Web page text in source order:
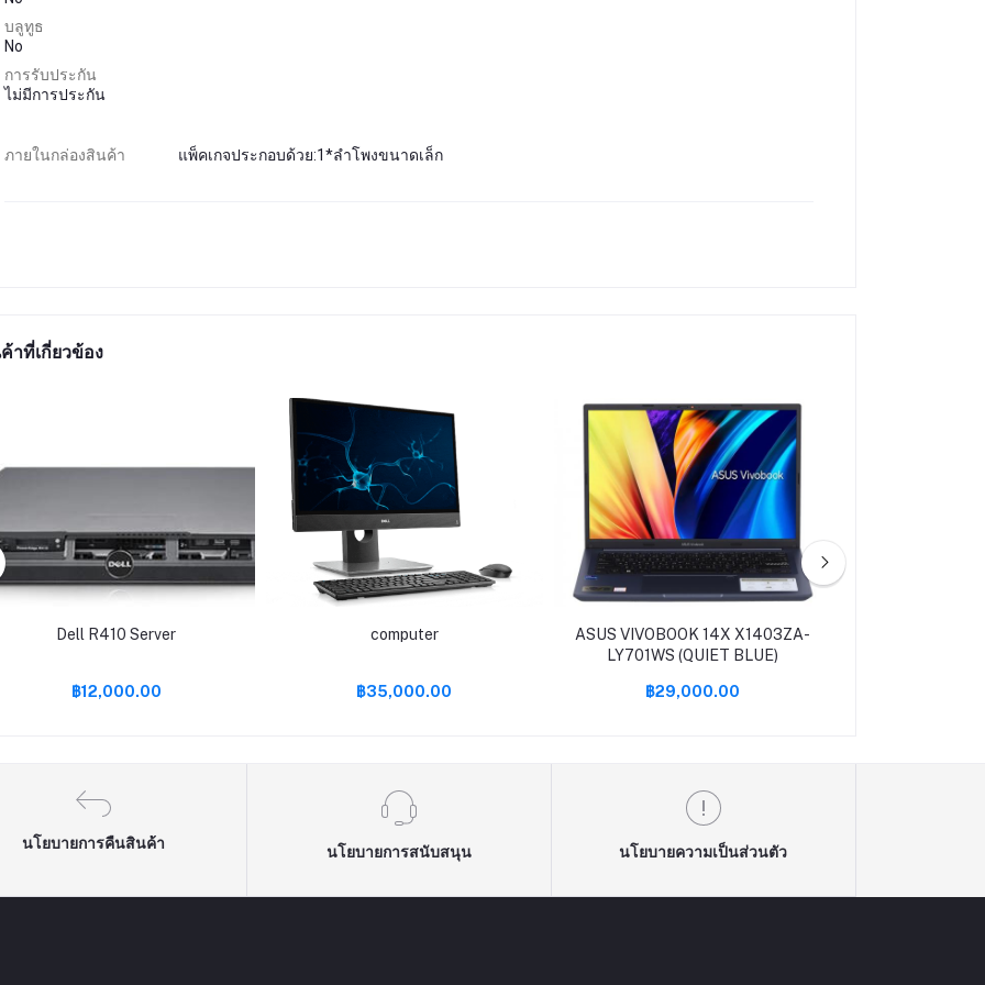
บลูทูธ
No
การรับประกัน
ไม่มีการประกัน
ภายในกล่องสินค้า แพ็คเกจประกอบด้วย:1*ลำโพงขนาดเล็ก
าที่เกี่ยวข้อง
Dell R410 Server
฿12,000.00
computer
฿35,000.00
ASUS VIVOBOOK 14X X1403ZA-
LY701WS (QUIET BLUE)
฿29,000.00
นโยบายการคืนสินค้า
นโยบายการสนับสนุน นโยบายความเป็นส่วนตัว